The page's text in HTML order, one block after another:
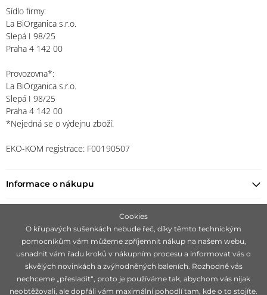
Sídlo firmy:
La BiOrganica s.r.o.
Slepá I 98/25
Praha 4 142 00
Provozovna*:
La BiOrganica s.r.o.
Slepá I 98/25
Praha 4 142 00
*Nejedná se o výdejnu zboží.
EKO-KOM registrace: F00190507
Informace o nákupu
Zůstaňte s námi v kontaktu
Cookies
O křupavých sušenkách nebude řeč, díky těmto technickým
pomocníkům vám můžeme zpříjemnit nákup na našem webu,
usnadnit vám řadu kroků v nákupním procesu a informovat vás o
skvělých novinkách a zvýhodněných baleních. Rozhodně vás
nechceme „přesladit“, proto je používáme tak, abychom vás nijak
neobtěžovali, ale dopřáli vám maximální pohodlí tam, kde o to stojíte.